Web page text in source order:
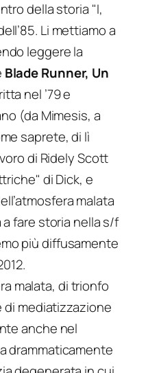
della storia "I,
Li mettiamo a
leggere la
Blade Runner, Un
nel ’79 e
(da Mimesis, a
saprete, di lì
di Ridely Scott
di Dick, e
malata
fare storia nella s/f
più diffusamente
malata, di trionfo
di mediatizzazione
anche nel
drammaticamente